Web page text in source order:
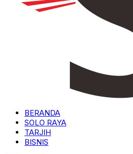
BERANDA
SOLO RAYA
TARJIH
BISNIS